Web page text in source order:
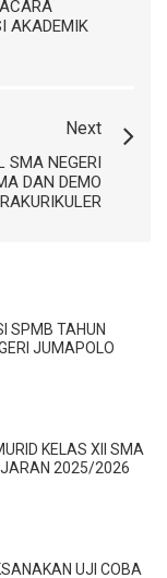
AKADEMIK
Next
SMA NEGERI
DAN DEMO
SPMB TAHUN
JUMAPOLO
KELAS XII SMA
2025/2026
UJI COBA